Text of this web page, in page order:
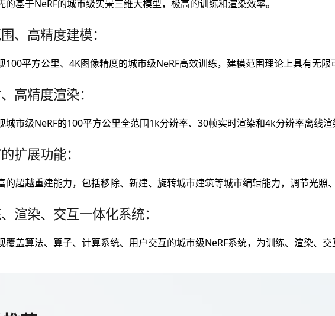
的基于NeRF的城市级实景三维大模型，极高的训练和渲染效率。
、高精度建模：
100平方公里、4K图像精度的城市级NeRF高效训练，建模范围理论上具有无限
高精度渲染：
城市级NeRF的100平方公里全范围1k分辨率、30帧实时渲染和4k分辨率离线渲
扩展功能：
的超越重建能力，包括移除、新建、旋转城市建筑等城市编辑能力，调节光照
渲染、交互一体化系统：
覆盖算法、算子、计算系统、用户交互的城市级NeRF系统，为训练、渲染、交